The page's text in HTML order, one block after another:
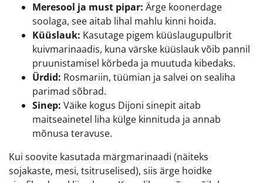
Meresool ja must pipar: Ärge koonerdage
soolaga, see aitab lihal mahlu kinni hoida.
Küüslauk: Kasutage pigem küüslaugupulbrit
kuivmarinaadis, kuna värske küüslauk võib pannil
pruunistamisel kõrbeda ja muutuda kibedaks.
Ürdid: Rosmariin, tüümian ja salvei on sealiha
parimad sõbrad.
Sinep: Väike kogus Dijoni sinepit aitab
maitseainetel liha külge kinnituda ja annab
mõnusa teravuse.
Kui soovite kasutada märgmarinaadi (näiteks
sojakaste, mesi, tsitruselised), siis ärge hoidke